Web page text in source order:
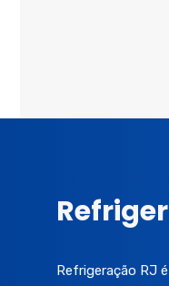
Refrigeração RJ